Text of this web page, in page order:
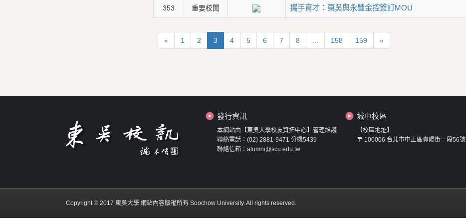
353 重要校聞 攜手育才：東吳與永豐金控簽訂MOU
« 1 2 3 4 5 6 7 8 158 159 »
發行資訊
本網站由【東吳大學校友資拓中心】管理維護
聯絡電話：(02) 2881-9471 分機5439
聯絡信箱：alumni@scu.edu.tw
城中校區
【校區地址】
〒 100006 台北市中正區貴陽街一段56號
Copyright © 2017 東吳大學 網站內容版權所有 Soochow University. All rights reserved.